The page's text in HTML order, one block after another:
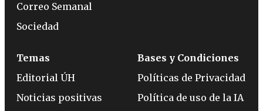
Correo Semanal
Sociedad
Temas
Editorial ÚH
Noticias positivas
Bases y Condiciones
Políticas de Privacidad
Política de uso de la IA